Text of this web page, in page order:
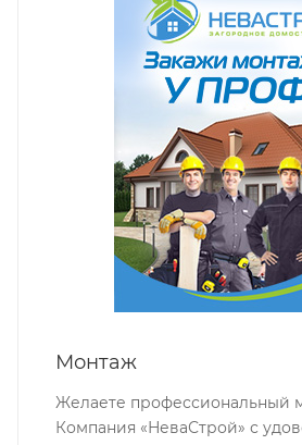
Монтаж
Желаете профессиональный
Компания «НеваСтрой» с